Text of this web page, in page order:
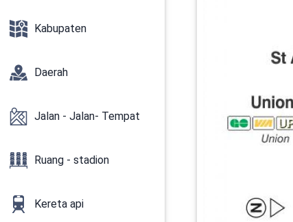
Kabupaten
Daerah
Jalan - Jalan- Tempat
Ruang - stadion
Kereta api